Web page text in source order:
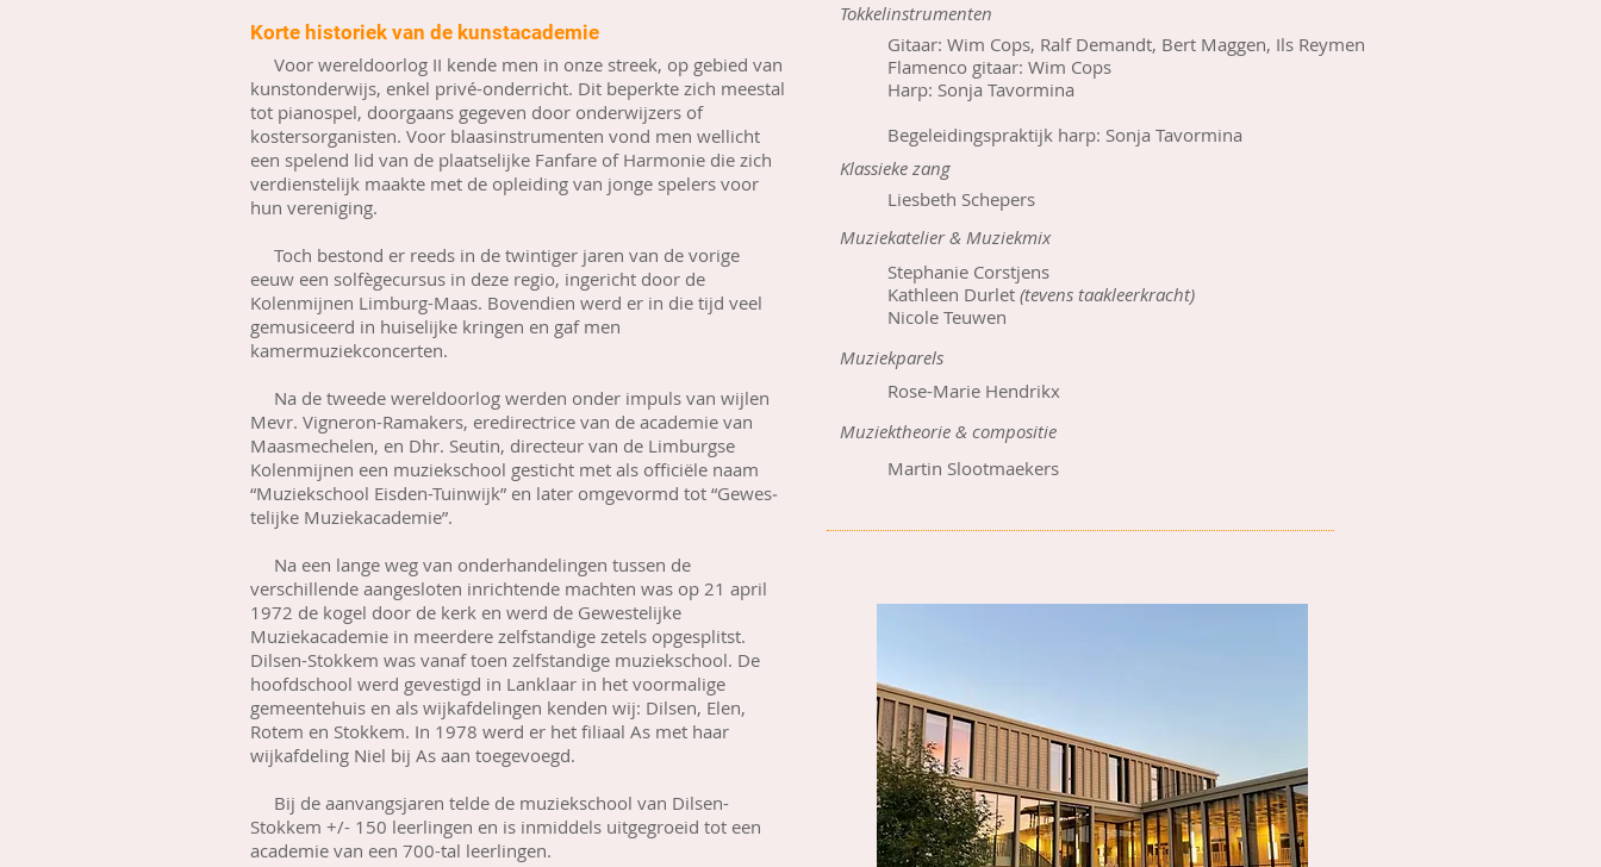
Korte historiek van de kunstacademie
Voor wereldoorlog II kende men in onze streek, op gebied van
kunstonderwijs, enkel privé-onderricht. Dit beperkte zich meestal
tot pianospel, doorgaans gegeven door onderwijzers of
kostersorganisten. Voor blaasinstrumenten vond men wellicht
een spelend lid van de plaatselijke Fanfare of Harmonie die zich
verdienstelijk maakte met de opleiding van jonge spelers voor
hun vereniging.
Toch bestond er reeds in de twintiger jaren van de vorige
eeuw een solfègecursus in deze regio, ingericht door de
Kolenmijnen Limburg-Maas. Bovendien werd er in die tijd veel
gemusiceerd in huiselijke kringen en gaf men
kamermuziekconcerten.
Na de tweede wereldoorlog werden onder impuls van wijlen
Mevr. Vigneron-Ramakers, eredirectrice van de academie van
Maasmechelen, en Dhr. Seutin, directeur van de Limburgse
Kolenmijnen een muziekschool gesticht met als officiële naam
“Muziekschool Eisden-Tuinwijk” en later omgevormd tot “Gewes­
telijke Muziekacademie”.
Na een lange weg van onderhandelingen tussen de
verschillende aangesloten inrichtende machten was op 21 april
1972 de kogel door de kerk en werd de Gewestelijke
Muziekacademie in meerdere zelfstandige zetels opgesplitst.
Dilsen-Stokkem was vanaf toen zelfstandige muziekschool. De
hoofdschool werd gevestigd in Lanklaar in het voormalige
gemeentehuis en als wijkafdelingen kenden wij: Dilsen, Elen,
Rotem en Stokkem. In 1978 werd er het filiaal As met haar
wijkafdeling Niel bij As aan toegevoegd.
Bij de aanvangsjaren telde de muziekschool van Dilsen-
Stokkem +/- 150 leerlingen en is inmiddels uitgegroeid tot een
academie van een 700-tal leerlingen.
Tokkelinstrumenten
Gitaar: Wim Cops, Ralf Demandt, Bert Maggen, Ils Reymen
Flamenco gitaar: Wim Cops
Harp: Sonja Tavormina
Begeleidingspraktijk harp: Sonja Tavormina
Klassieke zang
Liesbeth Schepers
Muziekatelier & Muziekmix
Stephanie Corstjens
Kathleen Durlet (tevens taakleerkracht)
Nicole Teuwen
Muziekparels
Rose-Marie Hendrikx
Muziektheorie & compositie
Martin Slootmaekers